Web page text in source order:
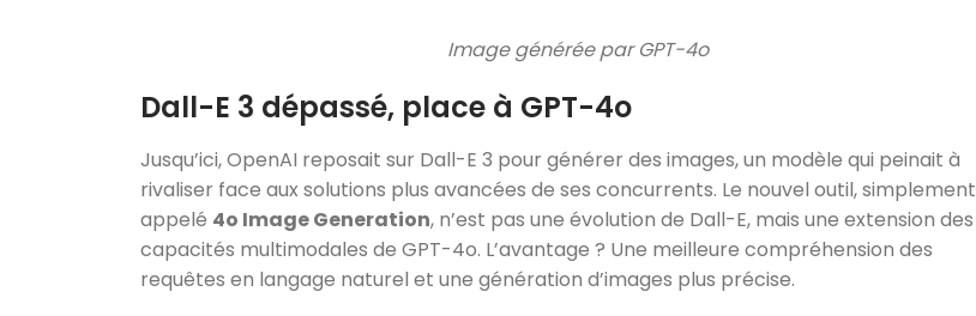
Image générée par GPT-4o
Dall-E 3 dépassé, place à GPT-4o
Jusqu’ici, OpenAI reposait sur Dall-E 3 pour générer des images, un modèle qui peinait à
rivaliser face aux solutions plus avancées de ses concurrents. Le nouvel outil, simplement
appelé 4o Image Generation, n’est pas une évolution de Dall-E, mais une extension des
capacités multimodales de GPT-4o. L’avantage ? Une meilleure compréhension des
requêtes en langage naturel et une génération d’images plus précise.